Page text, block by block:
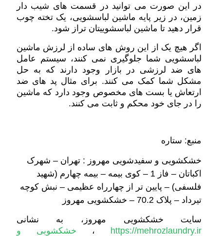
در این صورت می توانید در قسمت های شیب دار
زمین، در زیر پایه ماشین لباسشویی، یک تخته چوب
قرار دهید تا ماشین لباسشوییتان تراز شود.
اگر هیچ یک از این روش های ساده از لرزش ماشین
لباسشویی شما جلوگیری نمی کنند، سیستم عامل
های ضد لرزشی در بازار وجود دارند که به حل
مشکل شما کمک می کنند. برای مثال پد های ضد
ارتعاش یا بست های مخصوص وجود دارد که ماشین
را در جای خود محکم و ثابت می کنند.
منبع: ستاره
خشکشویی و سفیدشویی مهروز : تهران – شهرک
اکباتان – فاز 1 – کوی بیمه – بیمه چهارم (شهید
فلسفی) – پایین تر از چهارراه عظیمی – نبش کوچه
تیرداد – پلاک 70.2 – خشکشویی مهروز
سایت خشکشویی مهروز، به نشانی
https://mehrozlaundry.ir ، خشکشویی و